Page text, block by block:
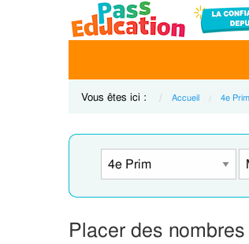
Vous êtes ici : Accueil 4e Prim
Placer des